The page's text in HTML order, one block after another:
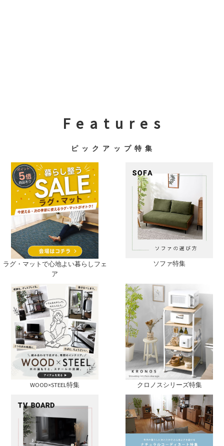
F e a t u r e s
ピ ッ ク ア ッ プ 特 集
ラグ・マットで心地よい暮らしフェ
ア
ソファ特集
WOOD×STEEL特集 クロノスシリーズ特集